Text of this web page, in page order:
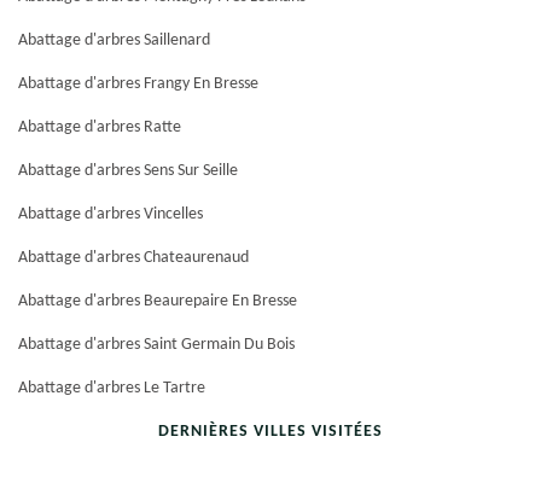
Abattage d'arbres Saillenard
Abattage d'arbres Frangy En Bresse
Abattage d'arbres Ratte
Abattage d'arbres Sens Sur Seille
Abattage d'arbres Vincelles
Abattage d'arbres Chateaurenaud
Abattage d'arbres Beaurepaire En Bresse
Abattage d'arbres Saint Germain Du Bois
Abattage d'arbres Le Tartre
DERNIÈRES VILLES VISITÉES